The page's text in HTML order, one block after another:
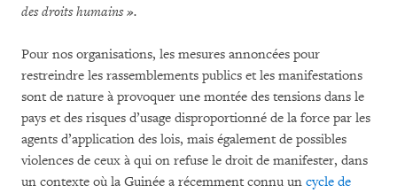
des droits humains ».
Pour nos organisations, les mesures annoncées pour
restreindre les rassemblements publics et les manifestations
sont de nature à provoquer une montée des tensions dans le
pays et des risques d’usage disproportionné de la force par les
agents d’application des lois, mais également de possibles
violences de ceux à qui on refuse le droit de manifester, dans
un contexte où la Guinée a récemment connu un cycle de